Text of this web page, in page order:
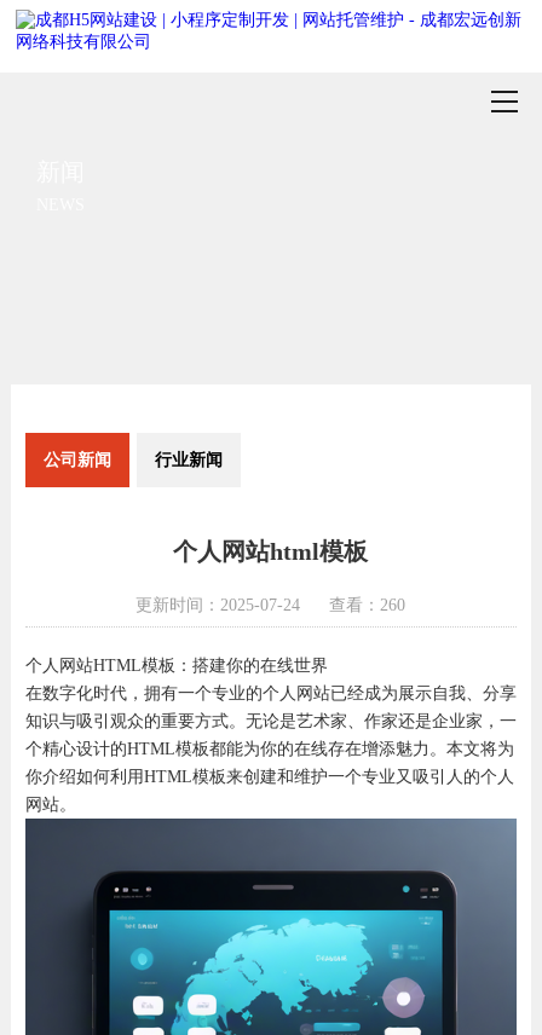
公司新闻 行业新闻
个人网站html模板
更新时间：2025-07-24 查看：260
个人网站HTML模板：搭建你的在线世界
在数字化时代，拥有一个专业的个人网站已经成为展示自我、分享
知识与吸引观众的重要方式。无论是艺术家、作家还是企业家，一
个精心设计的HTML模板都能为你的在线存在增添魅力。本文将为
你介绍如何利用HTML模板来创建和维护一个专业又吸引人的个人
网站。